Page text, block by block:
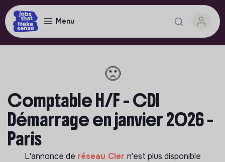
Menu
🙁
Comptable H/F - CDI
Démarrage en janvier 2026 -
Paris
L'annonce de réseau Cler n'est plus disponible